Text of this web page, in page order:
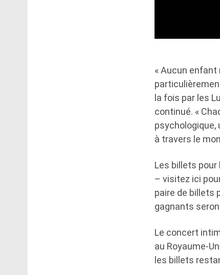
« Aucun
la fois par les
continué. «
psychologique,
à travers le
Les billets
– visitez ici
paire de billets
gagnants
Le concert
au Royaume-
les billets